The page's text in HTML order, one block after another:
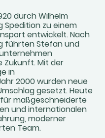
durch Wilhelm
Spedition zu einem
entwickelt. Nach
führten Stefan und
Zukunft. Mit der
in
2000 wurden neue
gesetzt. Heute
maßgeschneiderte
und internationalen
moderner
Team.